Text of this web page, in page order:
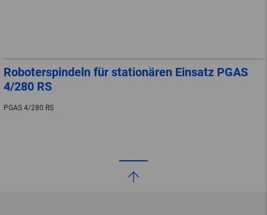
Roboterspindeln für stationären Einsatz PGAS
4/280 RS
PGAS 4/280 RS